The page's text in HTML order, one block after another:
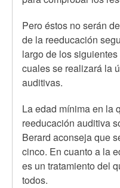
Pero éstos no serán
de la reeducación
largo de los
cuales se realizará la
auditivas.
La edad mínima en la
reeducación auditiva
Berard aconseja que
cinco. En cuanto a la
es un tratamiento del
todos.